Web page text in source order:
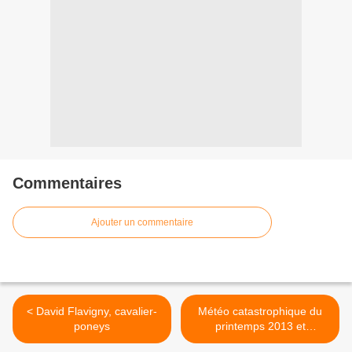
Commentaires
Ajouter un commentaire
< David Flavigny, cavalier-
poneys
Météo catastrophique du
printemps 2013 et
prévisions >